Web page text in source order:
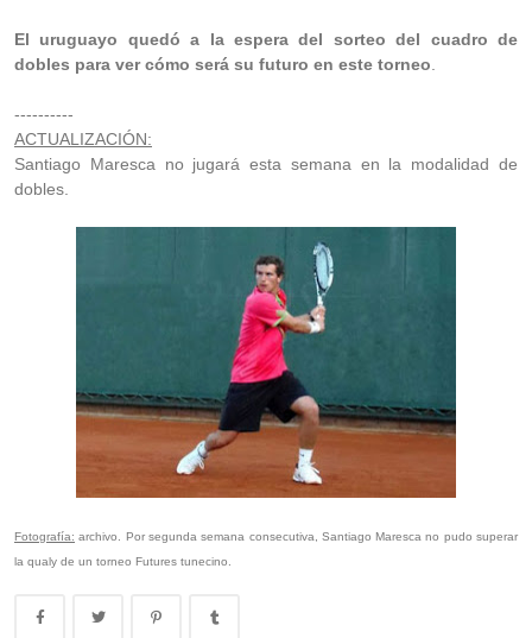
El uruguayo quedó a la espera del sorteo del cuadro de
dobles para ver cómo será su futuro en este torneo
----------
ACTUALIZACIÓN:
Santiago Maresca no jugará esta semana en la modalidad de
dobles.
Fotografía: archivo. Por segunda semana consecutiva, Santiago Maresca no pudo superar
la qualy de un torneo Futures tunecino.